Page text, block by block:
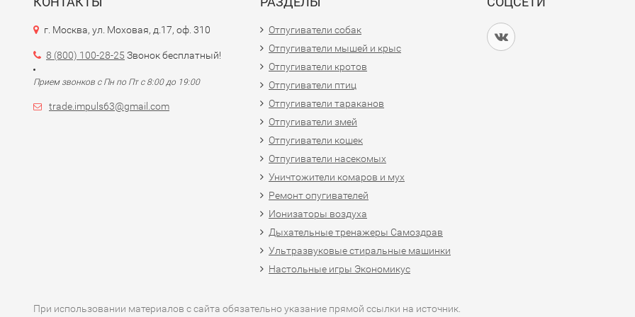
г. Москва, ул. Моховая, д.17, оф. 310
8 (800) 100-28-25 Звонок бесплатный!
Прием звонков с Пн по Пт с 8:00 до 19:00
trade.impuls63@gmail.com
Отпугиватели собак
Отпугиватели мышей и крыс
Отпугиватели кротов
Отпугиватели птиц
Отпугиватели тараканов
Отпугиватели змей
Отпугиватели кошек
Отпугиватели насекомых
Уничтожители комаров и мух
Ремонт опугивателей
Ионизаторы воздуха
Дыхательные тренажеры Самоздрав
Ультразвуковые стиральные машинки
Настольные игры Экономикус
При использовании материалов с сайта обязательно указание прямой ссылки на источник.